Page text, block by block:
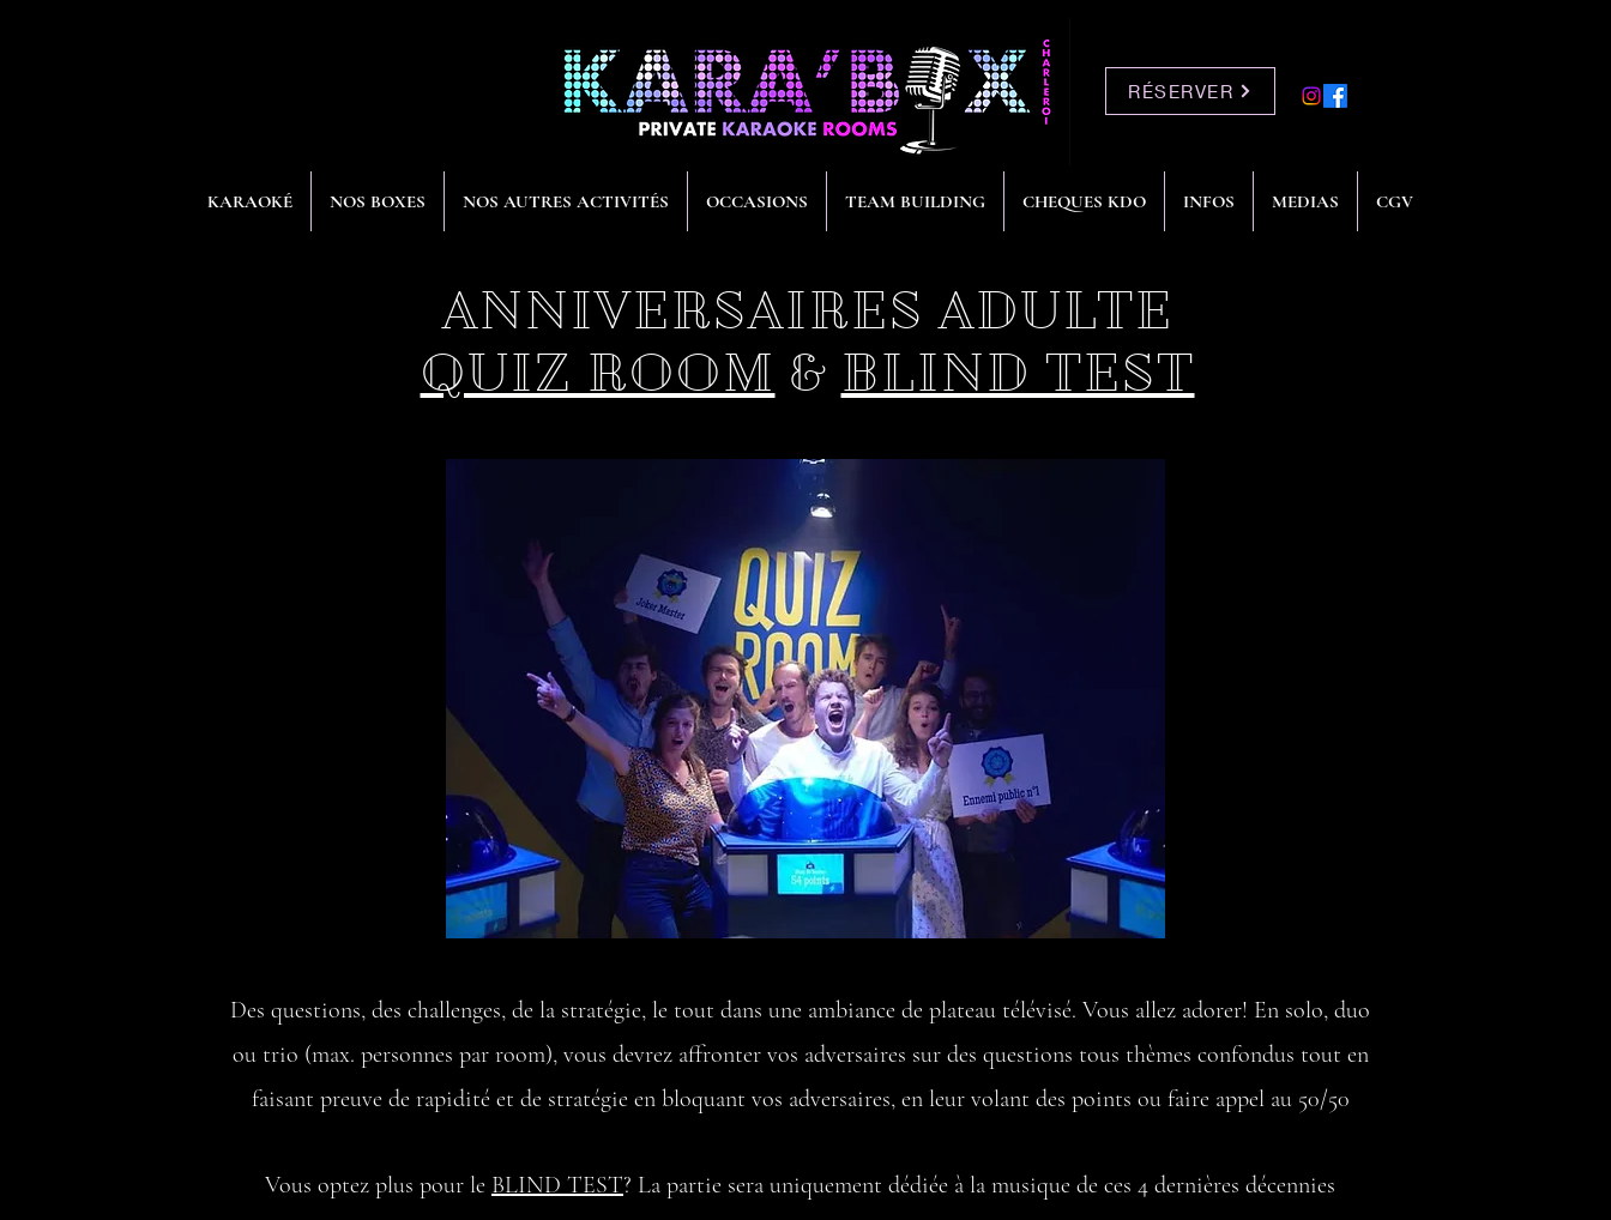
RÉSERVER
KARAOKÉ NOS BOXES NOS AUTRES ACTIVITÉS OCCASIONS TEAM BUILDING CHEQUES KDO INFOS MEDIAS CGV
ANNIVERSAIRES ADULTE
QUIZ ROOM & BLIND TEST
Des questions, des challenges, de la stratégie, le tout dans une ambiance de plateau télévisé. Vous allez adorer! En solo, duo
ou trio (max. personnes par room), vous devrez affronter vos adversaires sur des questions tous thèmes confondus tout en
faisant preuve de rapidité et de stratégie en bloquant vos adversaires, en leur volant des points ou faire appel au 50/50
Vous optez plus pour le BLIND TEST? La partie sera uniquement dédiée à la musique de ces 4 dernières décennies